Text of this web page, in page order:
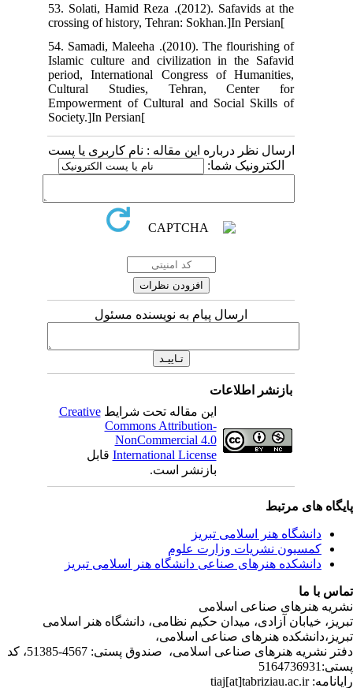
53. Solati, Hamid Reza .(2012). Safavids at the
crossing of history, Tehran: Sokhan.]In Persian[
54. Samadi, Maleeha .(2010). The flourishing of
Islamic culture and civilization in the Safavid
period, International Congress of Humanities,
Cultural Studies, Tehran, Center for
Empowerment of Cultural and Social Skills of
Society.]In Persian[
ارسال نظر درباره این مقاله : نام کاربری یا پست
الکترونیک شما:
ارسال پیام به نویسنده مسئول
بازنشر اطلاعات
این مقاله تحت شرایطCreative
Commons Attribution-
NonCommercial 4.0
International Licenseقابل
بازنشر است.
مرتبط
هنر اسلامی تبریز
نشریات وزارت علوم
هنرهای صناعی دانشگاه هنر اسلامی تبریز
صناعی اسلامی
آزادی، میدان حکیم نظامی، دانشگاه هنر اسلامی
هنرهای صناعی اسلامی،
دفتر نشریه هنرهای صناعی اسلامی، صندوق پستی: 4567-51385، کد